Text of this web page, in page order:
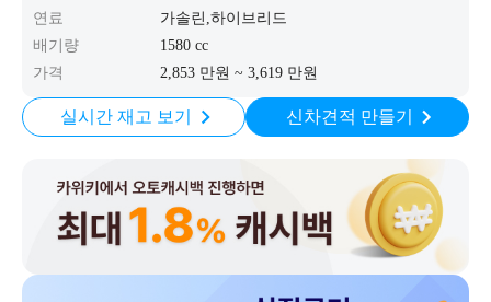
연료
가솔린,하이브리드
배기량
1580 cc
가격
2,853 만원 ~ 3,619 만원
실시간 재고 보기 신차견적 만들기